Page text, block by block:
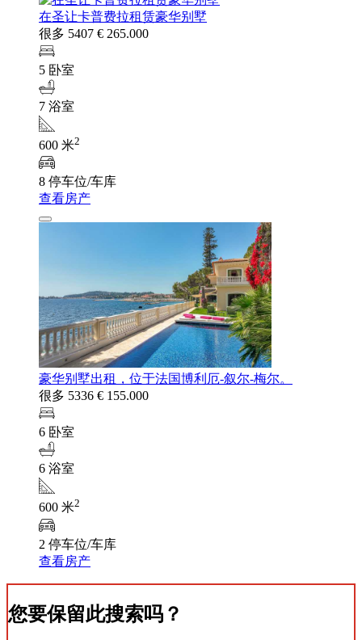
在圣让卡普费拉租赁豪华别墅
很多 5407 € 265.000
5 卧室
7 浴室
600 米2
8 停车位/车库
查看房产
豪华别墅出租，位于法国博利厄-叙尔-梅尔。
很多 5336 € 155.000
6 卧室
6 浴室
600 米2
2 停车位/车库
查看房产
您要保留此搜索吗？